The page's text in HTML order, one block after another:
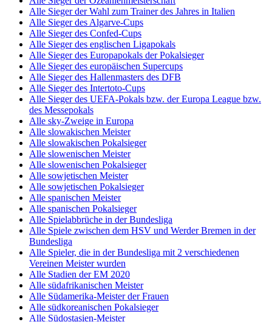
Alle Sieger der Wahl zum Trainer des Jahres in Italien
Alle Sieger des Algarve-Cups
Alle Sieger des Confed-Cups
Alle Sieger des englischen Ligapokals
Alle Sieger des Europapokals der Pokalsieger
Alle Sieger des europäischen Supercups
Alle Sieger des Hallenmasters des DFB
Alle Sieger des Intertoto-Cups
Alle Sieger des UEFA-Pokals bzw. der Europa League bzw.
des Messepokals
Alle sky-Zweige in Europa
Alle slowakischen Meister
Alle slowakischen Pokalsieger
Alle slowenischen Meister
Alle slowenischen Pokalsieger
Alle sowjetischen Meister
Alle sowjetischen Pokalsieger
Alle spanischen Meister
Alle spanischen Pokalsieger
Alle Spielabbrüche in der Bundesliga
Alle Spiele zwischen dem HSV und Werder Bremen in der
Bundesliga
Alle Spieler, die in der Bundesliga mit 2 verschiedenen
Vereinen Meister wurden
Alle Stadien der EM 2020
Alle südafrikanischen Meister
Alle Südamerika-Meister der Frauen
Alle südkoreanischen Pokalsieger
Alle Südostasien-Meister